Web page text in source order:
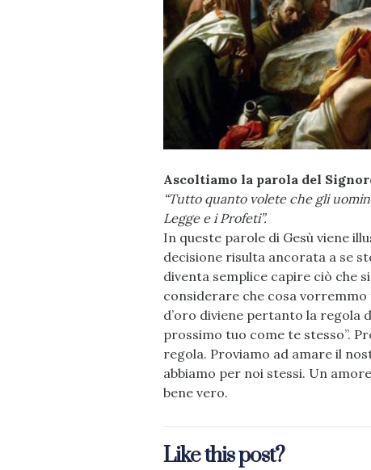
Ascoltiamo la parola del
“Tutto quanto volete che gli
Legge e i Profeti”.
In queste parole di Gesù viene
decisione risulta ancorata a se
diventa semplice capire ciò che
considerare che cosa vorremmo
d’oro diviene pertanto la regola
prossimo tuo come te stesso”.
regola. Proviamo ad amare il
abbiamo per noi stessi. Un
bene vero.
Like this post?